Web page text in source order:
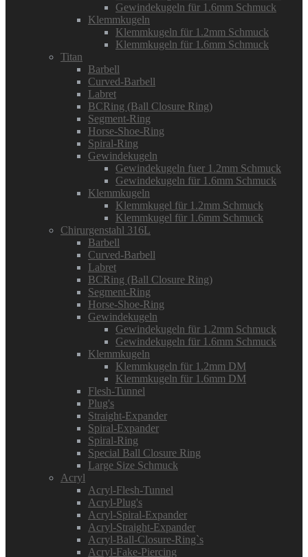
Gewindekugeln für 1.6mm Schmuck
Klemmkugeln
Klemmkugeln für 1.2mm Schmuck
Klemmkugeln für 1.6mm Schmuck
Titan
Barbell
Curved-Barbell
Labret
BCRing (Ball Closure Ring)
Segment-Ring
Horse-Shoe-Ring
Spiral-Ring
Gewindekugeln
Gewindekugeln fuer 1.2mm Schmuck
Gewindekugeln für 1.6mm Schmuck
Klemmkugeln
Klemmkugel für 1.2mm Schmuck
Klemmkugel für 1.6mm Schmuck
Chirurgenstahl 316L
Barbell
Curved-Barbell
Labret
BCRing (Ball Closure Ring)
Segment-Ring
Horse-Shoe-Ring
Gewindekugeln
Gewindekugeln für 1.2mm Schmuck
Gewindekugeln für 1.6mm Schmuck
Klemmkugeln
Klemmkugeln für 1.2mm DM
Klemmkugeln für 1.6mm DM
Flesh-Tunnel
Plug's
Straight-Expander
Spiral-Expander
Spiral-Ring
Special Ball Closure Ring
Large Size Schmuck
Acryl
Acryl-Flesh-Tunnel
Acryl-Plug's
Acryl-Spiral-Expander
Acryl-Straight-Expander
Acryl-Ball-Closure-Ring`s
Acryl-Fake-Piercing